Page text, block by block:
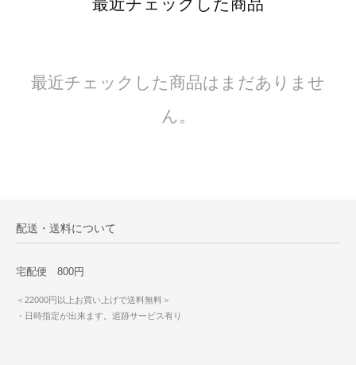
最近チェックした商品
最近チェックした商品はまだありませ
ん。
配送・送料について
宅配便 800円
＜22000円以上お買い上げで送料無料＞
・日時指定が出来ます。追跡サービス有り